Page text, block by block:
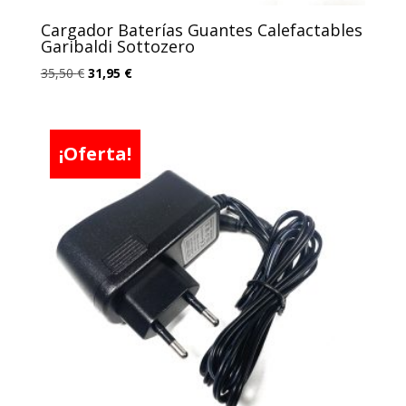
Cargador Baterías Guantes Calefactables
Garibaldi Sottozero
35,50€ El
era:
35,50 €.
31,95 €El
es:
¡Oferta!